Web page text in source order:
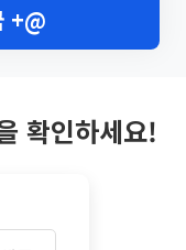
+@
확인하세요!